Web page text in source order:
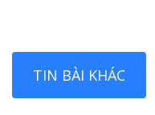
TIN BÀI KHÁC